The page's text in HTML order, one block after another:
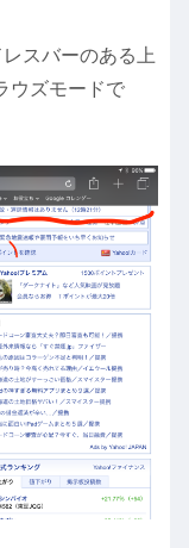
スバーのある上
ウズモードで